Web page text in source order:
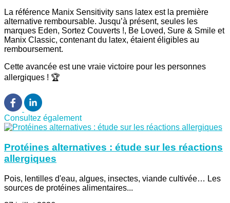
La référence Manix Sensitivity sans latex est la première
alternative remboursable. Jusqu’à présent, seules les
marques Eden, Sortez Couverts !, Be Loved, Sure & Smile et
Manix Classic, contenant du latex, étaient éligibles au
remboursement.
Cette avancée est une vraie victoire pour les personnes
allergiques ! 🏆
Consultez également
Protéines alternatives : étude sur les réactions
allergiques
Pois, lentilles d'eau, algues, insectes, viande cultivée… Les
sources de protéines alimentaires...